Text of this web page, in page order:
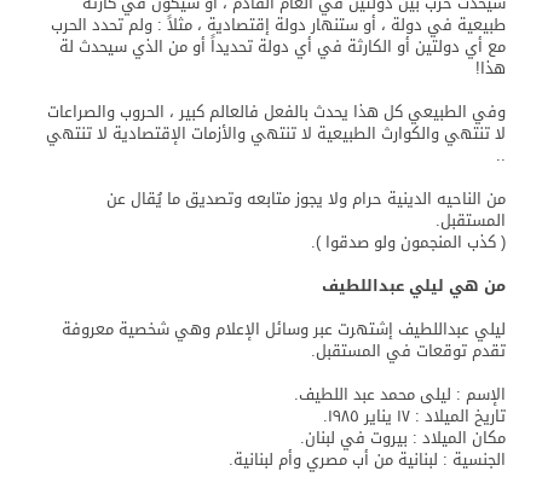
طبيعية في دولة ، أو ستنهار دولة إقتصادية ، مثلاً : ولم تحدد الحرب
مع أي دولتين أو الكارثة في أي دولة تحديداً أو من الذي سيحدث لة
هذا!
وفي الطبيعي كل هذا يحدث بالفعل فالعالم كبير ، الحروب والصراعات
لا تنتهي والكوارث الطبيعية لا تنتهي والأزمات الإقتصادية لا تنتهي
..
من الناحيه الدينية حرام ولا يجوز متابعه وتصديق ما يُقال عن
المستقبل.
( كذب المنجمون ولو صدقوا ).
من هي ليلي عبداللطيف
ليلي عبداللطيف إشتهرت عبر وسائل الإعلام وهي شخصية معروفة
تقدم توقعات في المستقبل.
الإسم : ليلى محمد عبد اللطيف.
تاريخ الميلاد : ١٧ يناير ١٩٨٥.
مكان الميلاد : بيروت في لبنان.
الجنسية : لبنانية من أب مصري وأم لبنانية.